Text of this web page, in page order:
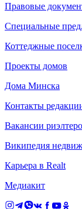
Правовые
Специальные
Коттеджные
Проекты домов
Дома Минска
Контакты
Вакансии
Википедия
Карьера в Realt
Медиакит